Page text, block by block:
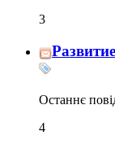
3
Останнє
4